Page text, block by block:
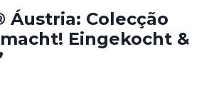
Áustria: Colecção
Eingekocht &